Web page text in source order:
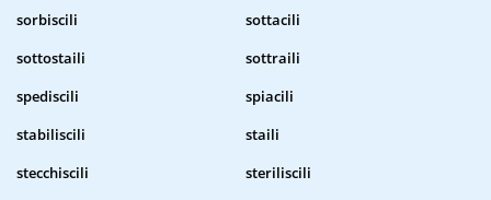
sorbiscili
sottacili
sottostaili
sottraili
spediscili
spiacili
stabiliscili
staili
stecchiscili
steriliscili